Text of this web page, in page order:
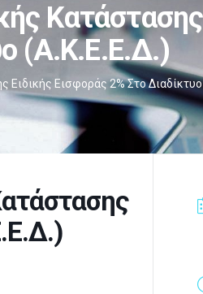
(Α.Κ.Ε.Ε.Δ.)
Εισφοράς 2% Στο